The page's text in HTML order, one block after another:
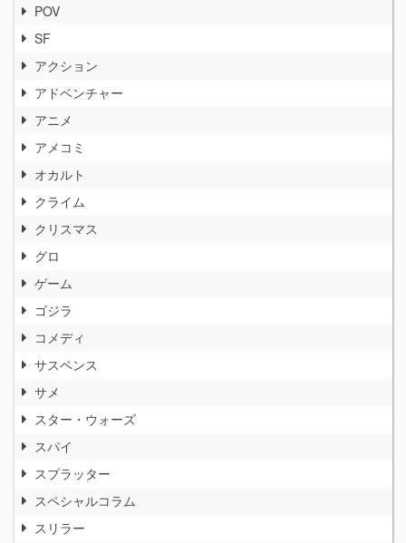
POV
SF
アクション
アドベンチャー
アニメ
アメコミ
オカルト
クライム
クリスマス
グロ
ゲーム
ゴジラ
コメディ
サスペンス
サメ
スター・ウォーズ
スパイ
スプラッター
スペシャルコラム
スリラー